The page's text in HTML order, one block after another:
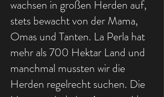
wachsen in großen Herden auf,
stets bewacht von der Mama,
Omas und Tanten. La Perla hat
mehr als 700 Hektar Land und
manchmal mussten wir die
Herden regelrecht suchen. Die